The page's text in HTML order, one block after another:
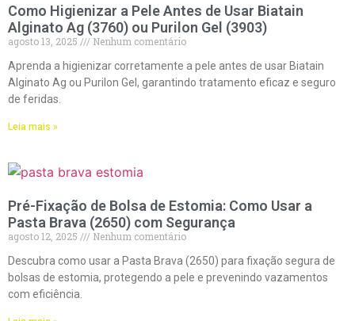
Como Higienizar a Pele Antes de Usar Biatain
Alginato Ag (3760) ou Purilon Gel (3903)
agosto 13, 2025
Nenhum comentário
Aprenda a higienizar corretamente a pele antes de usar Biatain
Alginato Ag ou Purilon Gel, garantindo tratamento eficaz e seguro
de feridas.
Leia mais »
Pré-Fixação de Bolsa de Estomia: Como Usar a
Pasta Brava (2650) com Segurança
agosto 12, 2025
Nenhum comentário
Descubra como usar a Pasta Brava (2650) para fixação segura de
bolsas de estomia, protegendo a pele e prevenindo vazamentos
com eficiência.